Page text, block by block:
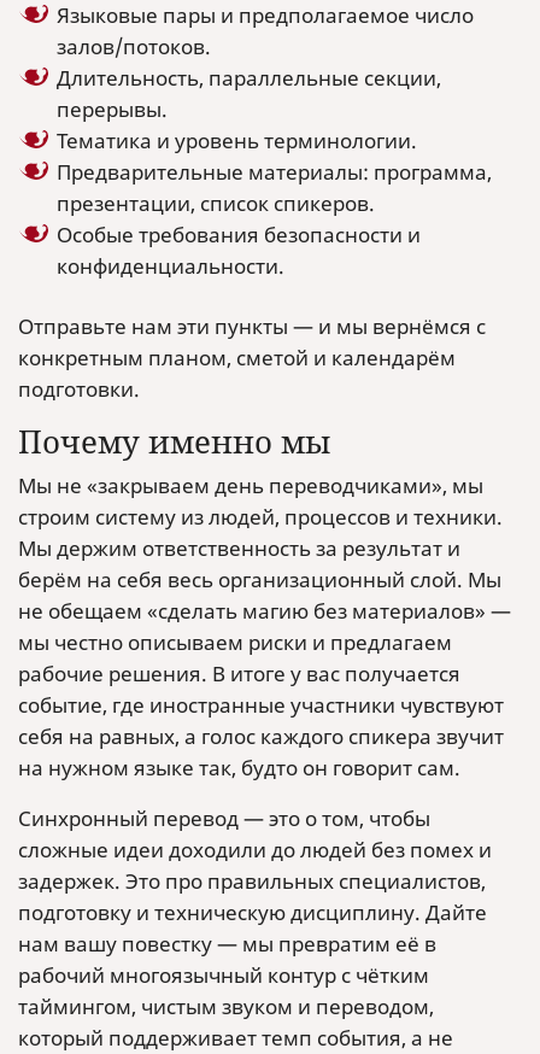
Языковые пары и предполагаемое число
залов/потоков.
Длительность, параллельные секции,
перерывы.
Тематика и уровень терминологии.
Предварительные материалы: программа,
презентации, список спикеров.
Особые требования безопасности и
конфиденциальности.
Отправьте нам эти пункты — и мы вернёмся с
конкретным планом, сметой и календарём
подготовки.
Почему именно мы
Мы не «закрываем день переводчиками», мы
строим систему из людей, процессов и техники.
Мы держим ответственность за результат и
берём на себя весь организационный слой. Мы
не обещаем «сделать магию без материалов» —
мы честно описываем риски и предлагаем
рабочие решения. В итоге у вас получается
событие, где иностранные участники чувствуют
себя на равных, а голос каждого спикера звучит
на нужном языке так, будто он говорит сам.
Синхронный перевод — это о том, чтобы
сложные идеи доходили до людей без помех и
задержек. Это про правильных специалистов,
подготовку и техническую дисциплину. Дайте
нам вашу повестку — мы превратим её в
рабочий многоязычный контур с чётким
таймингом, чистым звуком и переводом,
который поддерживает темп события, а не